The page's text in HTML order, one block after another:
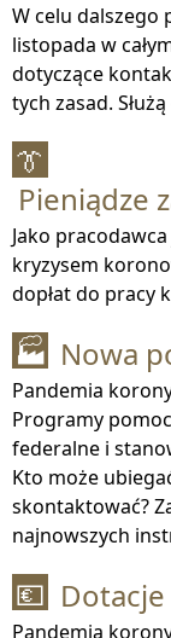
W celu
listopada w
dotyczące
tych zasad.
👔
Pieniądze
Jako
kryzysem
dopłat do pracy
🏭 Nowa
Pandemia
Programy
federalne i
Kto może
skontaktować?
najnowszych
💶
Pandemia